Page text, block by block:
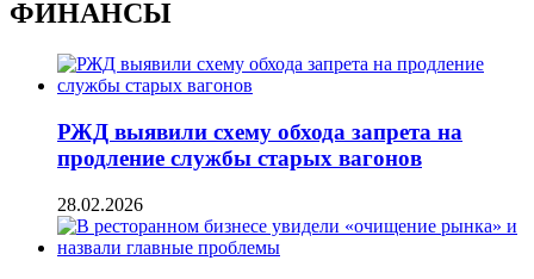
ФИНАНСЫ
РЖД выявили схему обхода запрета на
продление службы старых вагонов
28.02.2026